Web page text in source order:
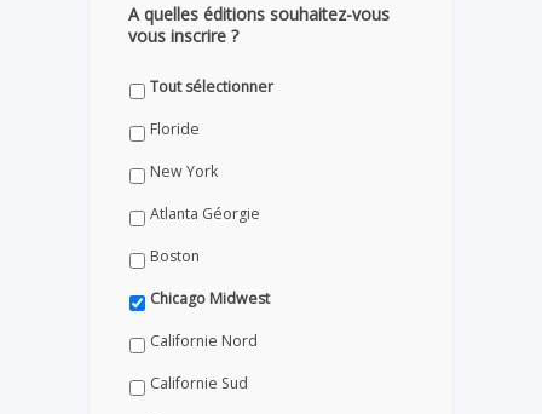
A quelles éditions souhaitez-vous
vous inscrire ?
Tout sélectionner
Floride
New York
Atlanta Géorgie
Boston
Chicago Midwest
Californie Nord
Californie Sud